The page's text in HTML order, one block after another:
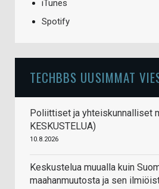
iTunes
Spotify
TECHBBS UUSIMMAT
Poliittiset ja yhteiskunnalliset
KESKUSTELUA)
10.8.2026
Keskustelua muualla kuin
maahanmuutosta ja sen